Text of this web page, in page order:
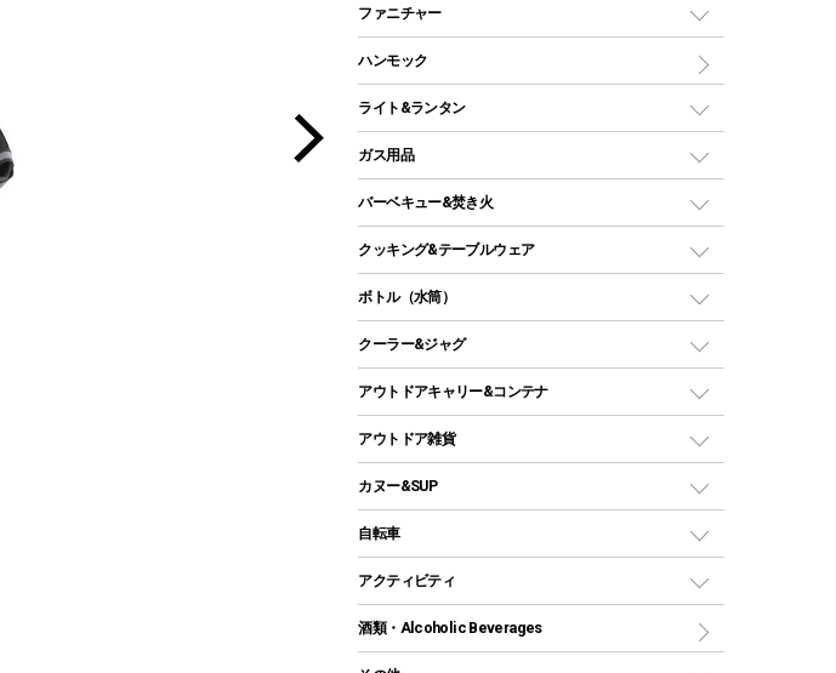
ワンポールテント
シェルターテント
ソロテント
ロッジ型・オリジナルテント
タープ
スクエアタープ（レクタタープ）
メッシュタープ
自立式タープ
パラソル
テントアクセサリー
ペグ
ポール
グランドシート
ツール
インナーシュラフ
キャンピングベッド・コット
インフレータブルマット
ファニチャー
アウトドアテーブル
レジャーシート
ハンモック
ライト&ランタン
LEDランタン
ガスランタン
オイルランタン
LEDライト
ヘッドライト
キャンドル
ガス用品
ガスバーナー
ガス缶
ガストーチ、ライター
バーベキュー&焚き火
バーベキューコンロ、グリル
焚き火台タイプ（ロースタイル）グリル
卓上タイプグリル
パーティータイプグリル
ソロキャンプ用グリル
鉄板、アミ
焚き火台&ストーブ
火起こし
バーベキューツール
クッキング&テーブルウェア
ダッチオーブン
ホットサンドメーカー
クッカーセット
シェラカップ
クッキングツール
ナイフ
ボトル（水筒）
ステンレスボトル
コップ付きタイプ
ワンタッチタイプ
プラスチックボトル
ディズニーボトル
クーラー&ジャグ
クーラーボックス
クーラーバッグ
ウォータージャグ
保冷剤
アウトドアキャリー&コンテナ
アウトドアキャリー
アウトドア雑貨
バックパック&バッグ
リュック、バックパック
トートバッグ、サコッシュ
ショッピングキャリー
カヌー&SUP
インフレータブル
カヤック
自転車
折りたたみ自転車
スポーツサイクル
シティサイクル
アクティビティ
マリン
酒類・Alcoholic Beverages